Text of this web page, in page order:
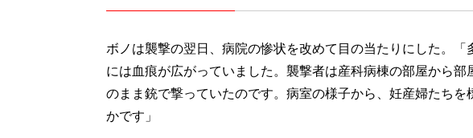
ボノは襲撃の翌日、病院の惨状を改めて目の当たりにした。
には血痕が広がっていました。襲撃者は産科病棟の部屋から
のまま銃で撃っていたのです。病室の様子から、妊産婦たち
かです」